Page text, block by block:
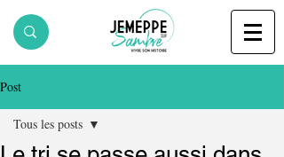
Post
Tous les posts